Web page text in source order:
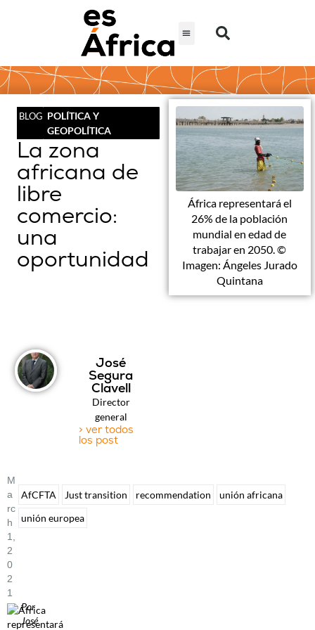
BLOG POLÍTICA Y
GEOPOLÍTICA
La zona
africana de
libre
comercio:
una
oportunidad
África representará el
26% de la población
mundial en edad de
trabajar en 2050. ©
Imagen: Ángeles Jurado
Quintana
José
Segura
Clavell
Director
general
> ver todos
los post
M
A
Rc
H
1,
2
0
2
1
Por
José
AfCFTA Just transition recommendation
unión africana
unión europea